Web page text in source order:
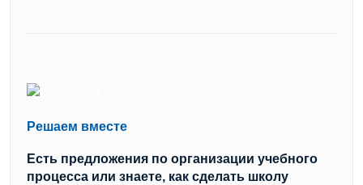
Решаем вместе
Есть предложения по организации учебного
процесса или знаете, как сделать школу